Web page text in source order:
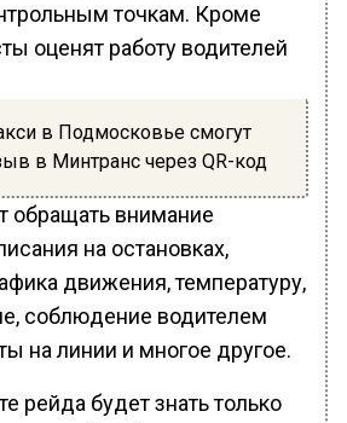
точкам. Кроме
оценят работу водителей
в Подмосковье смогут
в Минтранс через QR-код
обращать внимание
на остановках,
движения, температуру,
соблюдение водителем
на линии и многое другое.
рейда будет знать только